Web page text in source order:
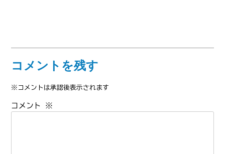
コメントを残す
※コメントは承認後表示されます
コメント ※